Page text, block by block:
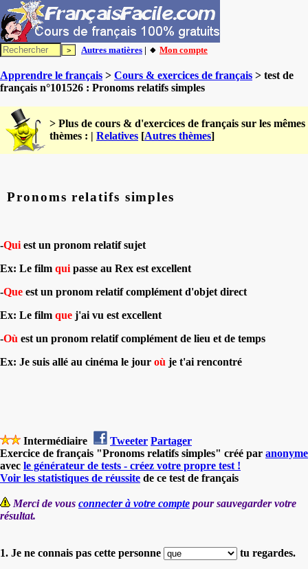
Autres matières | 🔸 Mon compte
Apprendre le français > Cours & exercices de français > test de
français n°101526 : Pronoms relatifs simples
> Plus de cours & d'exercices de français sur les mêmes
thèmes : | Relatives [Autres thèmes]
Pronoms relatifs simples
-Qui est un pronom relatif sujet
Ex: Le film qui passe au Rex est excellent
-Que est un pronom relatif complément d'objet direct
Ex: Le film que j'ai vu est excellent
-Où est un pronom relatif complément de lieu et de temps
Ex: Je suis allé au cinéma le jour où je t'ai rencontré
Intermédiaire Tweeter Partager
Exercice de français "Pronoms relatifs simples" créé par anonyme
avec le générateur de tests - créez votre propre test !
Voir les statistiques de réussite de ce test de français
Merci de vous connecter à votre compte pour sauvegarder votre
résultat.
1. Je ne connais pas cette personne tu regardes.